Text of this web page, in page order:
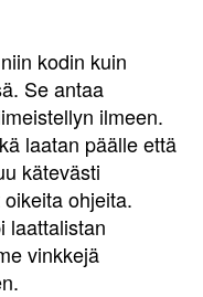
kodin kuin
Se antaa
ilmeen.
laatan päälle että
kätevästi
ohjeita.
laattalistan
vinkkejä